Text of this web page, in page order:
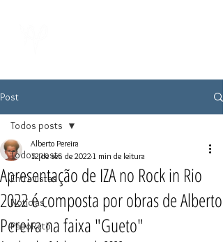
Post
Todos posts
Entrevistas
Notícias
PapoReto
Todos posts
Apresentação de IZA no Rock in Rio
2022 é composta por obras de Alberto
Pereira na faixa "Gueto"
Alberto Pereira
12 de set. de 20221 min de leitura